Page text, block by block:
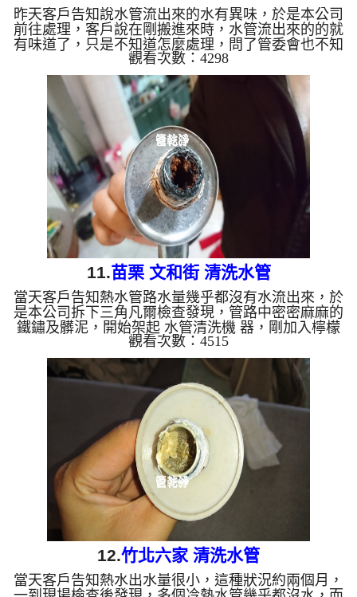
昨天客戶告知說水管流出來的水有異味，於是本公司
前往處理，客戶說在剛搬進來時，水管流出來的的就
有味道了，只是不知道怎麼處理，問了管委會也不知
道，於是客戶上了YAHOO搜尋找到了我們，本公司
才剛拆下三角凡爾，就發現管路內長滿鐵鏽，真是嚴
重，於是我們架起 水管清洗機 器，剛把水打出管路
外，就發現管路內充滿了油汙及鐵鏽，請看下圖，才
剛開始處理，管路就已經堵住，於是本公司用獨特工
法開始 清洗水管 ，把管路打通， 洗水管 過程中，水
龍頭不斷冒出髒水， 水管清洗 約兩個小時，管路中
總算沒有異味。 ...
觀看次數：4298
11.苗栗 文和街 清洗水管
當天客戶告知熱水管路水量幾乎都沒有水流出來，於
是本公司拆下三角凡爾檢查發現，管路中密密麻麻的
鐵鏽及髒泥，開始架起 水管清洗機 器，剛加入檸檬
酸就管路塞住，於是本公司用獨特工法開始 清洗水
管 ，把管路打通， 洗水管 過程中，水龍頭不斷冒出
泥漿及鐵鏽水， 水管清洗 約三個小時，熱水水量已
經能正常出水，屋主非常滿意。 清洗水管 水管清洗
洗水管 熱水管堵塞 熱水忽冷忽熱 ...
觀看次數：4515
12.竹北六家 清洗水管
當天客戶告知熱水出水量很小，這種狀況約兩個月，